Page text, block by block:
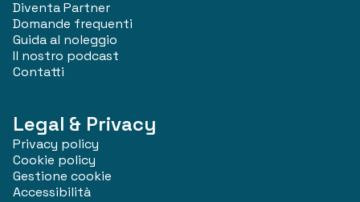
Diventa Partner
Domande frequenti
Guida al noleggio
Il nostro podcast
Contatti
Legal & Privacy
Privacy policy
Cookie policy
Gestione cookie
Accessibilità